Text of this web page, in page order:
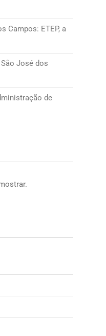
Campos: ETEP, a
José dos
de